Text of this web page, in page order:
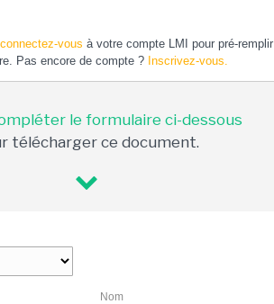
connectez-vous à votre compte LMI pour pré-remplir
Pas encore de compte ? Inscrivez-vous.
le formulaire ci-dessous
télécharger ce document.
Nom